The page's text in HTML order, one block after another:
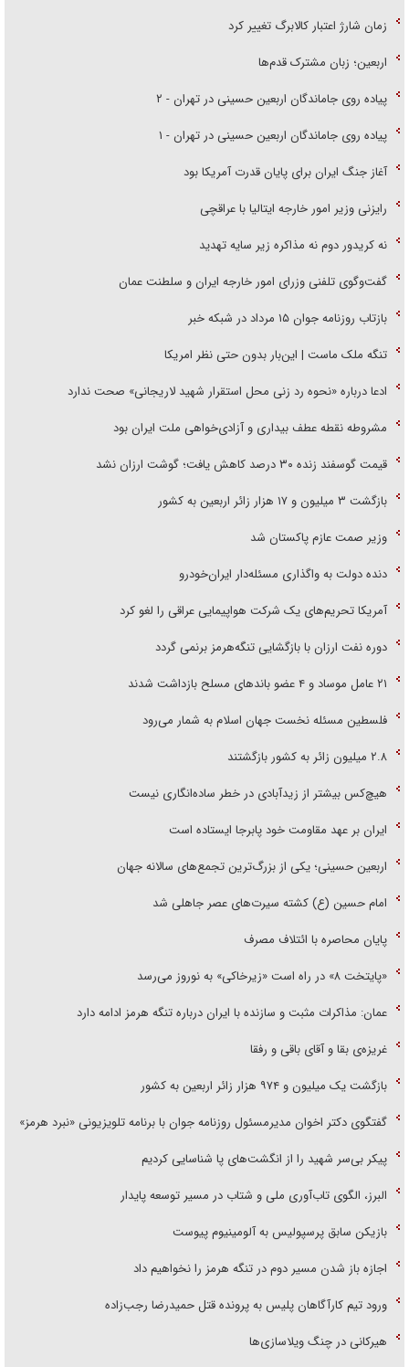
زمان شارژ اعتبار کالابرگ تغییر کرد
اربعین؛ زبان مشترک قدم‌ها
پیاده روی جاماندگان اربعین حسینی در تهران - ۲
پیاده روی جاماندگان اربعین حسینی در تهران - ۱
آغاز جنگ ایران برای پایان قدرت آمریکا بود
رایزنی وزیر امور خارجه ایتالیا با عراقچی
نه کریدور دوم نه مذاکره زیر سایه تهدید
گفت‌وگوی تلفنی وزرای امور خارجه ایران و سلطنت عمان
بازتاب روزنامه جوان ۱۵ مرداد در شبکه خبر
تنگه ملک ماست | این‌بار بدون حتی نظر امریکا
ادعا درباره «نحوه رد زنی محل استقرار شهید لاریجانی» صحت ندارد
مشروطه نقطه عطف بیداری و آزادی‌خواهی ملت ایران بود
قیمت گوسفند زنده ۳۰ درصد کاهش یافت؛ گوشت ارزان نشد
بازگشت ۳ میلیون و ۱۷ هزار زائر اربعین به کشور
وزیر صمت عازم پاکستان شد
دنده دولت به واگذاری مسئله‌دار ایران‌خودرو
آمریکا تحریم‌های یک شرکت هواپیمایی عراقی را لغو کرد
دوره نفت ارزان با بازگشایی تنگه‌هرمز برنمی گردد
۲۱ عامل موساد و ۴ عضو باند‌های مسلح بازداشت شدند
فلسطین مسئله نخست جهان اسلام به شمار می‌رود
۲.۸ میلیون زائر به کشور بازگشتند
هیچ‌کس بیشتر از زیدآبادی در خطر ساده‌انگاری نیست
ایران بر عهد مقاومت خود پابرجا ایستاده است
اربعین حسینی؛ یکی از بزرگ‌ترین تجمع‌های سالانه جهان
امام حسین (ع) کشته سیرت‌های عصر جاهلی شد
پایان محاصره با ائتلاف مصرف
«پایتخت ۸» در راه است «زیرخاکی» به نوروز می‌رسد
عمان: مذاکرات مثبت و سازنده با ایران درباره تنگه هرمز ادامه دارد
غریزه‌ی بقا و آقای باقی و رفقا
بازگشت یک میلیون و ۹۷۴ هزار زائر اربعین به کشور
گفتگوی دکتر اخوان مدیرمسئول روزنامه جوان با برنامه تلویزیونی «نبرد هرمز»
پیکر بی‌سر شهید را از انگشت‌های پا شناسایی کردیم
البرز، الگوی تاب‌آوری ملی و شتاب در مسیر توسعه پایدار
بازیکن سابق پرسپولیس به آلومینیوم پیوست
اجازه باز شدن مسیر دوم در تنگه هرمز را نخواهیم داد
ورود تیم کارآگاهان پلیس به پرونده قتل حمیدرضا رجب‌زاده
هیرکانی در چنگ ویلاسازی‌ها